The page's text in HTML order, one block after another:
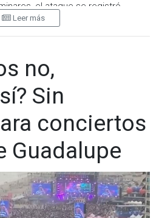
el ataque se registró
en Valle de Guadalupe donde se
el arribo de dos personas en el
Zarco; un joven y su mamá
a un hospital a Ensenada para su
Leer más
no,
Sin
conciertos
Guadalupe